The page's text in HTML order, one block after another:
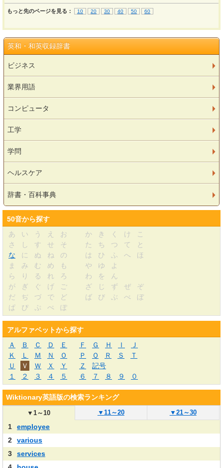
もっと先のページを見る： 10 20 30 40 50 60
英和・和英収録辞書
ビジネス
業界用語
コンピュータ
工学
学問
ヘルスケア
辞書・百科事典
50音から探す
あ
い う え お か き く け
こ
さ
し す せ そ た ち つ て
と
な
に ぬ ね の は ひ ふ へ
ほ
ま
み む め も や ゆ
よ
ら
り る れ ろ わ を
ん
が
ぎ ぐ げ ご ざ じ ず ぜ
ぞ
だ
ぢ づ で ど ば び ぶ べ
ぼ
ぱ
ぴ ぷ ぺ ぽ
アルファベットから探す
Ａ
Ｂ Ｃ Ｄ Ｅ Ｆ Ｇ Ｈ Ｉ
Ｊ
Ｋ
Ｌ Ｍ Ｎ Ｏ Ｐ Ｑ Ｒ Ｓ
Ｔ
Ｕ
Ｖ Ｗ Ｘ Ｙ Ｚ
記号
１
２ ３ ４ ５ ６ ７ ８ ９ ０
Wiktionary英語版の検索ランキング
▼1～10 ▼ 11～20 ▼ 21～30
1
employee
2
various
3
services